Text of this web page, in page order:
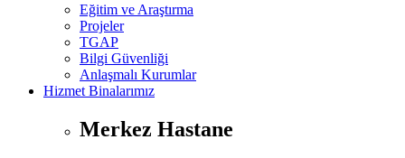
Eğitim ve Araştırma
Projeler
TGAP
Bilgi Güvenliği
Anlaşmalı Kurumlar
Hizmet Binalarımız
Merkez Hastane